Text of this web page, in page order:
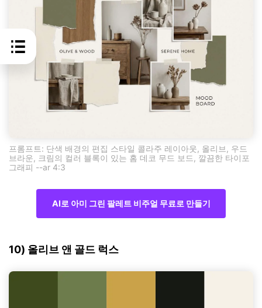
프롬프트: 단색 배경의 편집 스타일 콜라주 레이아웃, 올리브, 우드
브라운, 크림의 컬러 블록이 있는 홈 데코 무드 보드, 깔끔한 타이포
그래피 --ar 4:3
AI로 아미 그린 팔레트 비주얼 무료로 만들기
10) 올리브 앤 골드 럭스